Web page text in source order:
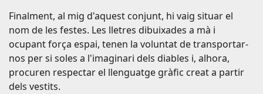
Finalment, al mig d'aquest conjunt, hi vaig situar el
nom de les festes. Les lletres dibuixades a mà i
ocupant força espai, tenen la voluntat de transportar-
nos per si soles a l'imaginari dels diables i, alhora,
procuren respectar el llenguatge gràfic creat a partir
dels vestits.